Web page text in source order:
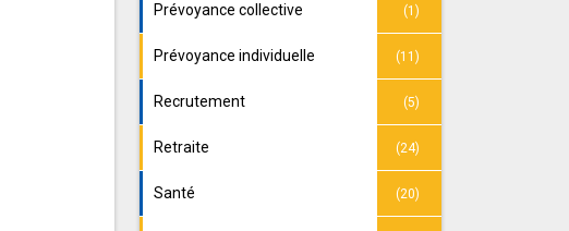
Prévoyance collective (1)
Prévoyance individuelle (11)
Recrutement (5)
Retraite (24)
Santé (20)